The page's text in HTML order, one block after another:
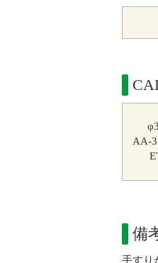
AA-
備
手すり